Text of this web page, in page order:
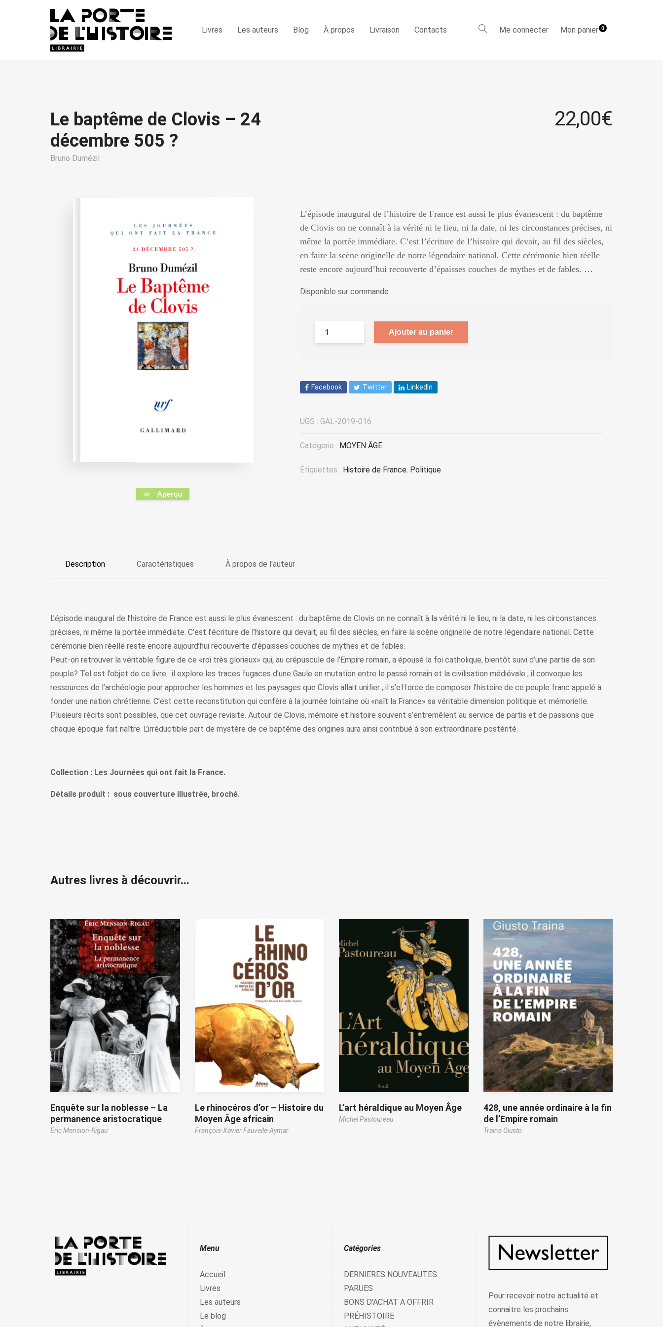
Livres Les auteurs Blog À propos Livraison Contacts Me connecter Mon panier0
Le baptême de Clovis – 24
décembre 505 ?
Bruno Dumézil
22,00€
Aperçu
L’épisode inaugural de l’histoire de France est aussi le plus évanescent : du baptême
de Clovis on ne connaît à la vérité ni le lieu, ni la date, ni les circonstances précises, ni
même la portée immédiate. C’est l’écriture de l’histoire qui devait, au fil des siècles,
en faire la scène originelle de notre légendaire national. Cette cérémonie bien réelle
reste encore aujourd’hui recouverte d’épaisses couches de mythes et de fables. …
Disponible sur commande
Ajouter au panier
Facebook Twitter LinkedIn
UGS : GAL-2019-016
Catégorie : MOYEN ÂGE
Étiquettes : Histoire de France, Politique
Description Caractéristiques À propos de l'auteur
L’épisode inaugural de l’histoire de France est aussi le plus évanescent : du baptême de Clovis on ne connaît à la vérité ni le lieu, ni la date, ni les circonstances
précises, ni même la portée immédiate. C’est l’écriture de l’histoire qui devait, au fil des siècles, en faire la scène originelle de notre légendaire national. Cette
cérémonie bien réelle reste encore aujourd’hui recouverte d’épaisses couches de mythes et de fables.
Peut-on retrouver la véritable figure de ce «roi très glorieux» qui, au crépuscule de l’Empire romain, a épousé la foi catholique, bientôt suivi d’une partie de son
peuple? Tel est l’objet de ce livre : il explore les traces fugaces d’une Gaule en mutation entre le passé romain et la civilisation médiévale ; il convoque les
ressources de l’archéologie pour approcher les hommes et les paysages que Clovis allait unifier ; il s’efforce de composer l’histoire de ce peuple franc appelé à
fonder une nation chrétienne. C’est cette reconstitution qui confère à la journée lointaine où «naît la France» sa véritable dimension politique et mémorielle.
Plusieurs récits sont possibles, que cet ouvrage revisite. Autour de Clovis, mémoire et histoire souvent s’entremêlent au service de partis et de passions que
chaque époque fait naître. L’irréductible part de mystère de ce baptême des origines aura ainsi contribué à son extraordinaire postérité.
Collection : Les Journées qui ont fait la France.
Détails produit : sous couverture illustrée, broché.
Autres livres à découvrir...
Enquête sur la noblesse – La
permanence aristocratique
Eric Mension-Rigau
Le rhinocéros d’or – Histoire du
Moyen Âge africain
François-Xavier Fauvelle-Aymar
L’art héraldique au Moyen Âge
Michel Pastoureau
428, une année ordinaire à la fin
de l’Empire romain
Traina Giusto
Menu
Accueil
Livres
Les auteurs
Le blog
Catégories
DERNIERES NOUVEAUTES
PARUES
BONS D'ACHAT A OFFRIR
PRÉHISTOIRE
Pour recevoir notre actualité et
connaitre les prochains
évènements de notre librairie,